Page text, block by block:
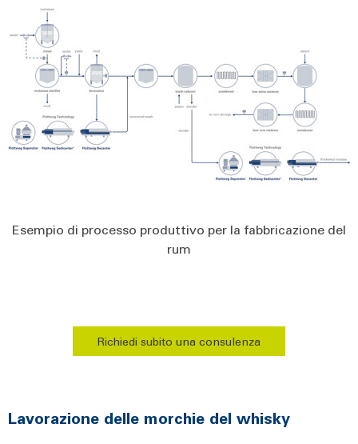
Esempio di processo produttivo per la fabbricazione del
rum
Richiedi subito una consulenza
Lavorazione delle morchie del whisky